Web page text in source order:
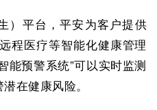
）平台，平安为客户提供
程医疗等智能化健康管理
能预警系统”可以实时监测
在健康风险。